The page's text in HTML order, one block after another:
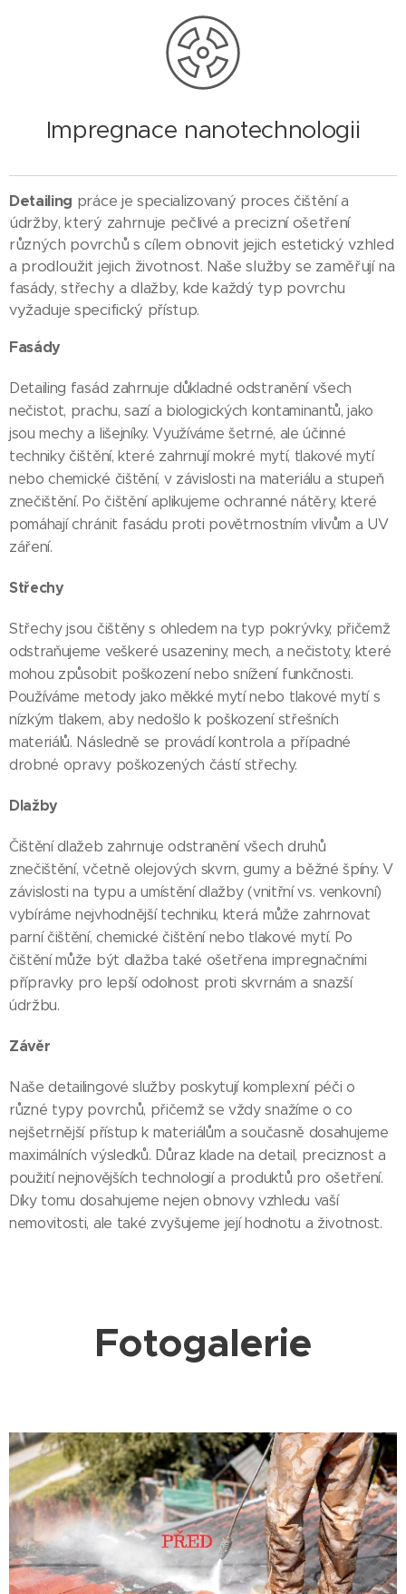
Impregnace nanotechnologii
Detailing práce je specializovaný proces čištění a
údržby, který zahrnuje pečlivé a precizní ošetření
různých povrchů s cílem obnovit jejich estetický vzhled
a prodloužit jejich životnost. Naše služby se zaměřují na
fasády, střechy a dlažby, kde každý typ povrchu
vyžaduje specifický přístup.
Fasády
Detailing fasád zahrnuje důkladné odstranění všech
nečistot, prachu, sazí a biologických kontaminantů, jako
jsou mechy a lišejníky. Využíváme šetrné, ale účinné
techniky čištění, které zahrnují mokré mytí, tlakové mytí
nebo chemické čištění, v závislosti na materiálu a stupeň
znečištění. Po čištění aplikujeme ochranné nátěry, které
pomáhají chránit fasádu proti povětrnostním vlivům a UV
záření.
Střechy
Střechy jsou čištěny s ohledem na typ pokrývky, přičemž
odstraňujeme veškeré usazeniny, mech, a nečistoty, které
mohou způsobit poškození nebo snížení funkčnosti.
Používáme metody jako měkké mytí nebo tlakové mytí s
nízkým tlakem, aby nedošlo k poškození střešních
materiálů. Následně se provádí kontrola a případné
drobné opravy poškozených částí střechy.
Dlažby
Čištění dlažeb zahrnuje odstranění všech druhů
znečištění, včetně olejových skvrn, gumy a běžné špíny. V
závislosti na typu a umístění dlažby (vnitřní vs. venkovní)
vybíráme nejvhodnější techniku, která může zahrnovat
parní čištění, chemické čištění nebo tlakové mytí. Po
čištění může být dlažba také ošetřena impregnačními
přípravky pro lepší odolnost proti skvrnám a snazší
údržbu.
Závěr
Naše detailingové služby poskytují komplexní péči o
různé typy povrchů, přičemž se vždy snažíme o co
nejšetrnější přístup k materiálům a současně dosahujeme
maximálních výsledků. Důraz klade na detail, preciznost a
použití nejnovějších technologií a produktů pro ošetření.
Díky tomu dosahujeme nejen obnovy vzhledu vaší
nemovitosti, ale také zvyšujeme její hodnotu a životnost.
Fotogalerie